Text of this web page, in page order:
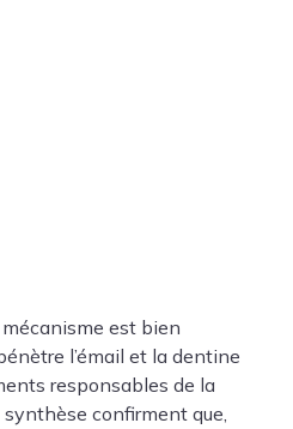
est bien
l’émail et la dentine
responsables de la
confirment que,